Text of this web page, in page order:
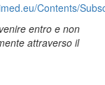
Contents/
entro e non
attraverso il